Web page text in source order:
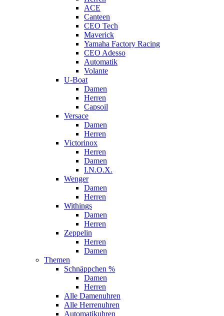
ACE
Canteen
CEO Tech
Maverick
Yamaha Factory Racing
CEO Adesso
Automatik
Volante
U-Boat
Damen
Herren
Capsoil
Versace
Damen
Herren
Victorinox
Herren
Damen
I.N.O.X.
Wenger
Damen
Herren
Withings
Damen
Herren
Zeppelin
Herren
Damen
Themen
Schnäppchen %
Damen
Herren
Alle Damenuhren
Alle Herrenuhren
Automatikuhren